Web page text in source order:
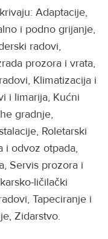
Adaptacije,
i podno grijanje,
radovi,
prozora i vrata,
Klimatizacija i
i limarija, Kućni
gradnje,
Roletarski
i odvoz otpada,
Servis prozora i
ličilački
Tapeciranje i
Zidarstvo.